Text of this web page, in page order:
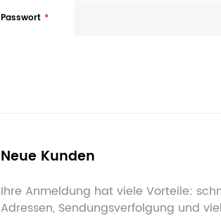
Passwort
Neue Kunden
Ihre Anmeldung hat viele Vorteile:
Adressen, Sendungsverfolgung und